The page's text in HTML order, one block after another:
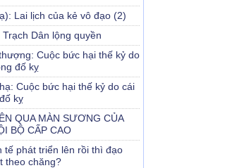
Lai lịch của kẻ vô đạo (2)
Dân lộng quyền
Cuộc bức hại thế kỷ do
đố kỵ
Cuộc bức hại thế kỷ do cái
kỵ
QUA MÀN SƯƠNG CỦA
BỘ CẤP CAO
tế phát triển lên rồi thì đạo
theo chăng?